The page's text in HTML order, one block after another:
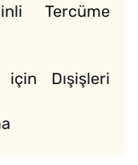
Tercüme
Dışişleri